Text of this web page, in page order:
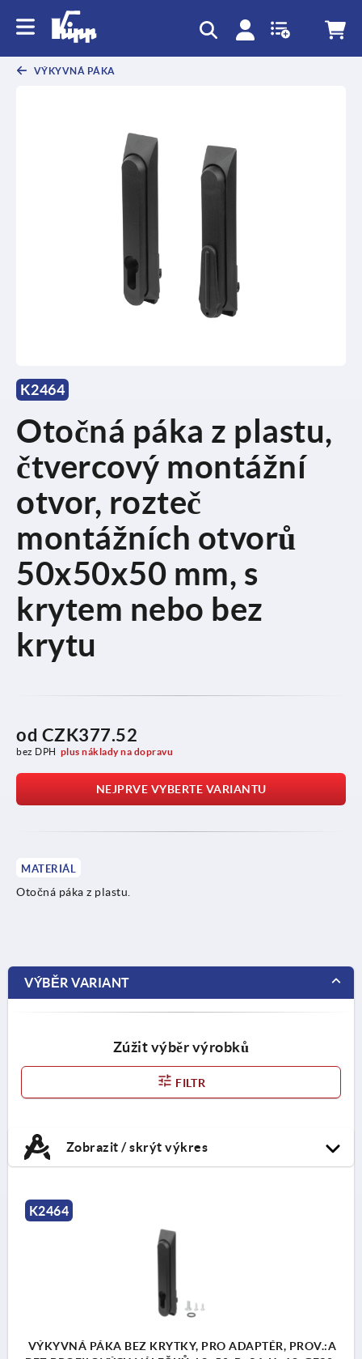
VÝKYVNÁ PÁKA
K2464
Otočná páka z plastu,
čtvercový montážní
otvor, rozteč
montážních otvorů
50x50x50 mm, s
krytem nebo bez
krytu
od CZK377.52
bez DPH plus náklady na dopravu
NEJPRVE VYBERTE VARIANTU
MATERIÁL
Otočná páka z plastu.
VÝBĚR VARIANT
Zúžit výběr výrobků
FILTR
Zobrazit / skrýt výkres
K2464
VÝKYVNÁ PÁKA BEZ KRYTKY, PRO ADAPTÉR, PROV.:A